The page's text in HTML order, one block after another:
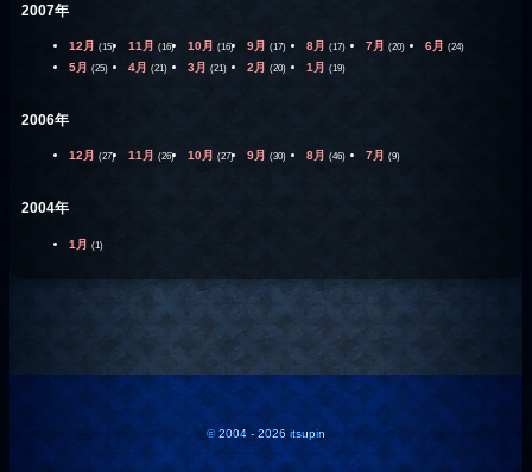
2007年
12月 (15) 11月 (16) 10月 (16) 9月 (17) 8月 (17) 7月 (20) 6月 (24)
5月 (25) 4月 (21) 3月 (21) 2月 (20) 1月 (19)
2006年
12月 (27) 11月 (26) 10月 (27) 9月 (30) 8月 (46) 7月 (9)
2004年
1月 (1)
© 2004 - 2026 itsupin